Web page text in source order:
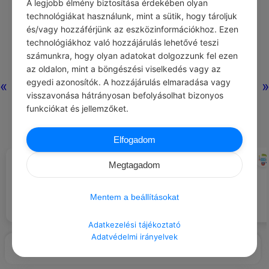
« »
#IDÉZETEK SZERELEM
Aggódtam, hogy túl rémült leszek
ettől a közelségtől, hogy aludni
érzés, hogy ott van mellettem,
CHATGPT
Mindig legyen nálad tartalék
A legjobb élmény biztosítása érdekében olyan
technológiákat használunk, mint a sütik, hogy tároljuk
és/vagy hozzáférjünk az eszközinformációkhoz. Ezen
technológiákhoz való hozzájárulás lehetővé teszi
számunkra, hogy olyan adatokat dolgozzunk fel ezen
az oldalon, mint a böngészési viselkedés vagy az
egyedi azonosítók. A hozzájárulás elmaradása vagy
visszavonása hátrányosan befolyásolhat bizonyos
funkciókat és jellemzőket.
Elfogadom
Megtagadom
Mentem a beállításokat
Adatkezelési tájékoztató
Adatvédelmi irányelvek